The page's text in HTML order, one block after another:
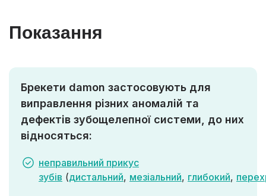
Показання
Брекети damon застосовують для
виправлення різних аномалій та
дефектів зубощелепної системи, до них
відносяться:
неправильний прикус
зубів (дистальний, мезіальний, глибокий,